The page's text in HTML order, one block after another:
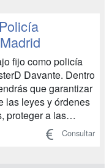
y formativas.
todos...
fijo como policía
Davante. Dentro
que garantizar
las leyes y órdenes
proteger a las
en situación de
e
Consultar